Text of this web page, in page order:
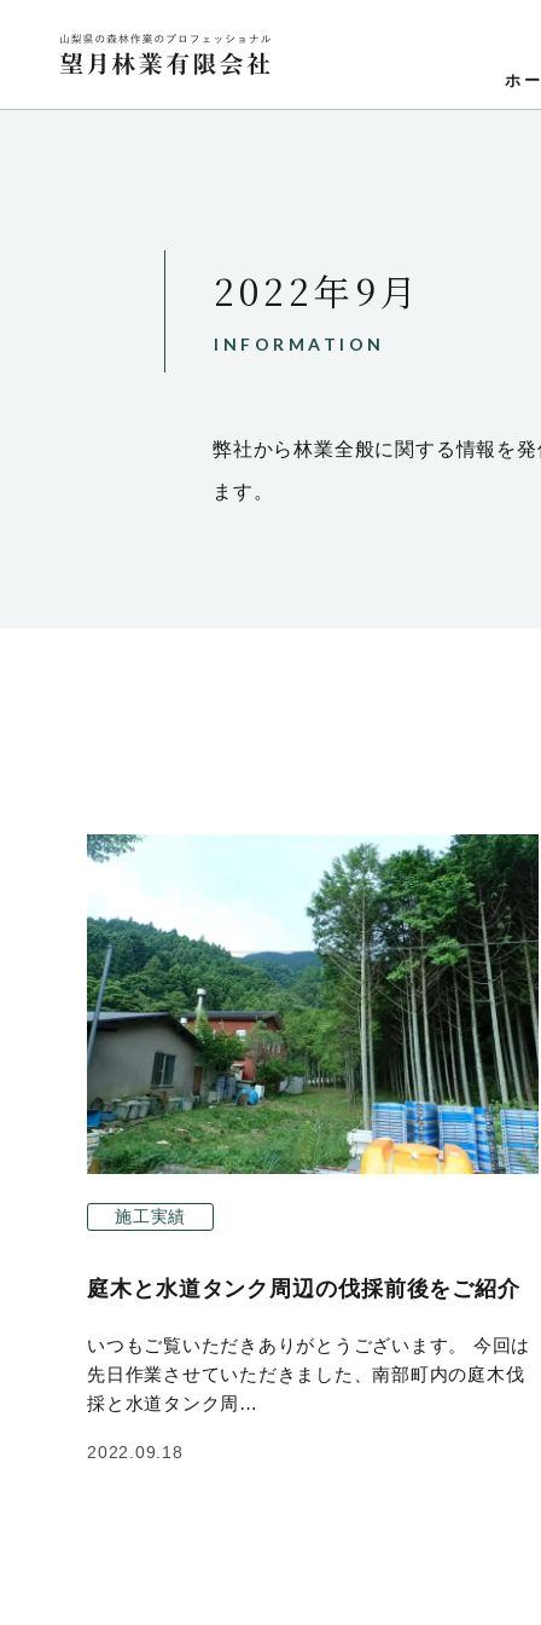
ホ
2022年9月
INFORMATION
弊社から林業全般に関する情報を
ます。
施工実績
庭木と水道タンク周辺の伐採前後をご紹介
いつもご覧いただきありがとうございます。 今回は
先日作業させていただきました、南部町内の庭木伐
採と水道タンク周…
2022.09.18